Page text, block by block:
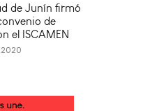
de Junín firmó
de
el ISCAMEN
2020